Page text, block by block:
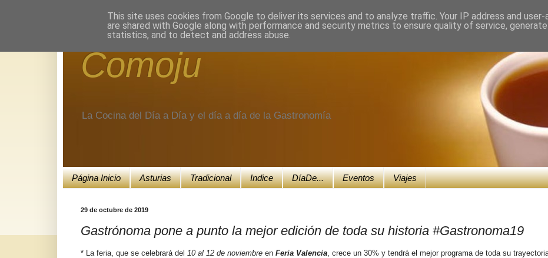
Comoju
La Cocina del Día a Día y el día a día de la Gastronomía
Página Inicio Asturias Tradicional Indice DíaDe... Eventos Viajes
29 de octubre de 2019
Gastrónoma pone a punto la mejor edición de toda su historia #Gastronoma19
* La feria, que se celebrará del 10 al 12 de noviembre en Feria Valencia , crece un 30% y tendrá el mejor programa de toda su
This site uses cookies from Google to deliver its services and to analyze traffic. Your IP address and user-
are shared with Google along with performance and security metrics to ensure quality of service,
statistics, and to detect and address abuse.